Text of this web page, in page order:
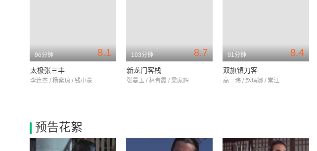
8.1
96分钟
太极张三丰
李连杰 / 杨紫琼 / 钱小豪
8.7
103分钟
新龙门客栈
张曼玉 / 林青霞 / 梁家辉
8.4
91分钟
双旗镇刀客
高一玮 / 赵玛娜 / 常江
预告花絮